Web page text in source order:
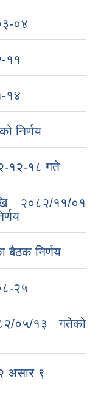
०४
११
१४
निर्णय
१२-१८ गते
२०८२/११/०१
बैठक निर्णय
२५
०५/१३ गतेको
असार ९